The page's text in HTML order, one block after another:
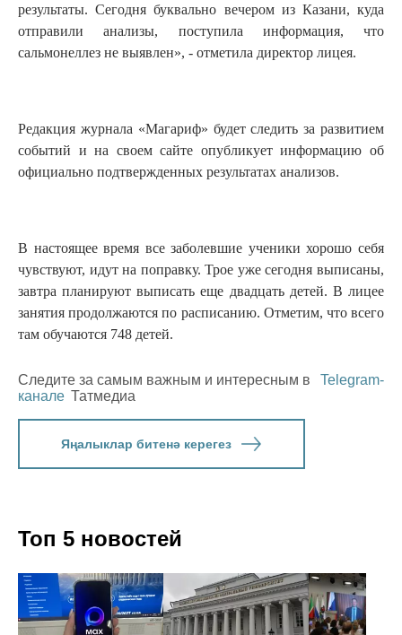
результаты. Сегодня буквально вечером из Казани, куда
отправили анализы, поступила информация, что
сальмонеллез не выявлен», - отметила директор лицея.
Редакция журнала «Магариф» будет следить за развитием
событий и на своем сайте опубликует информацию об
официально подтвержденных результатах анализов.
В настоящее время все заболевшие ученики хорошо себя
чувствуют, идут на поправку. Трое уже сегодня выписаны,
завтра планируют выписать еще двадцать детей. В лицее
занятия продолжаются по расписанию. Отметим, что всего
там обучаются 748 детей.
Следите за самым важным и интересным в
Telegram-
канале Татмедиа
Яңалыклар битенә керегез
Топ 5 новостей